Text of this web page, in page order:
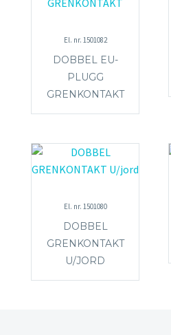
El. nr. 1501082
DOBBEL EU-
PLUGG
GRENKONTAKT
El. nr. 1501080
DOBBEL
GRENKONTAKT
U/JORD